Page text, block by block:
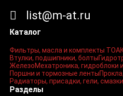
Каталог
Фильтры, масла и комплекты ТО
Втулки, подшипники, болты
ЖелезоМехатроника, гидроблоки
Поршни и тормозные ленты
Радиаторы, присадки, гели, смазки
Разделы
list@m-at.ru